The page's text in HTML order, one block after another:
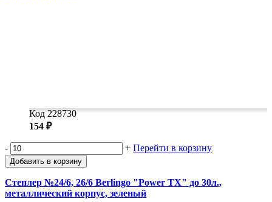
Код 228730
154 ₽
- + Перейти в корзину
Добавить в корзину
Степлер №24/6, 26/6 Berlingo "Power TX" до 30л.,
металлический корпус, зеленый